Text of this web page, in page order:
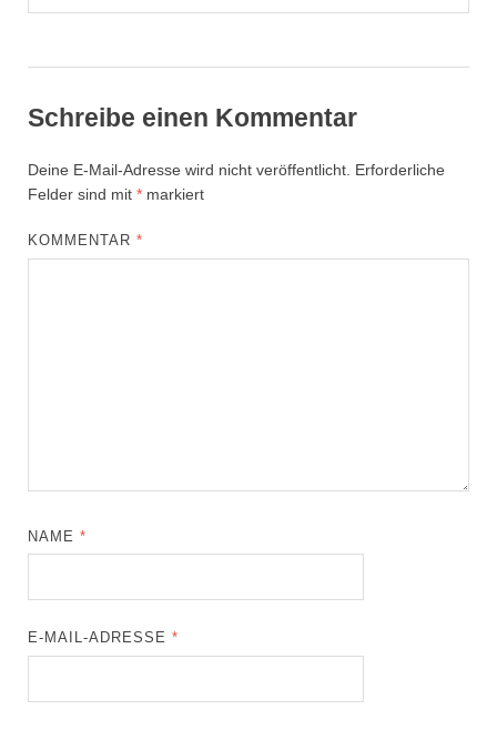
Schreibe einen Kommentar
Deine E-Mail-Adresse wird nicht veröffentlicht. Erforderliche
Felder sind mit * markiert
KOMMENTAR*
NAME*
E-MAIL-ADRESSE*